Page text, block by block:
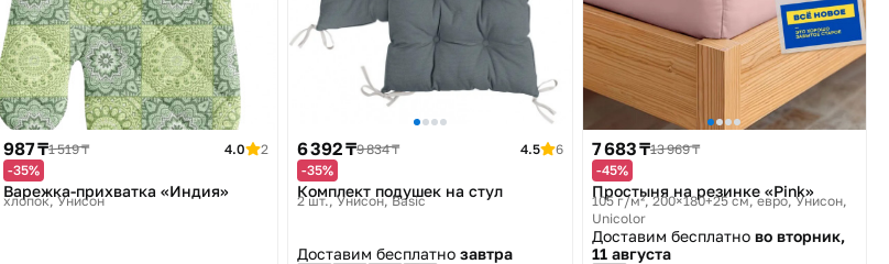
987 ₸1 519 ₸ 4.0
2
-35%
Варежка-прихватка «Индия»
хлопок Унисон
6 392 ₸9 834 ₸ 4.5
6
-35%
Комплект подушек на стул
2 шт. Унисон, Basic
Доставим бесплатно завтра
7 683 ₸13 969 ₸
-45%
Простыня на резинке «Pink»
105 г/м², 200×180+25 см, евро Унисон,
Unicolor
Доставим бесплатно во вторник,
11 августа